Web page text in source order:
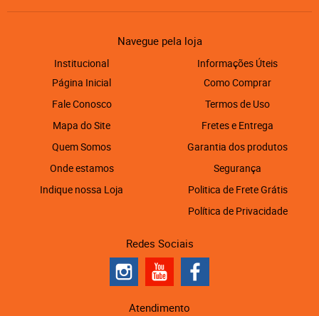
Navegue pela loja
Institucional
Página Inicial
Fale Conosco
Mapa do Site
Quem Somos
Onde estamos
Indique nossa Loja
Informações Úteis
Como Comprar
Termos de Uso
Fretes e Entrega
Garantia dos produtos
Segurança
Politica de Frete Grátis
Política de Privacidade
Redes Sociais
Atendimento